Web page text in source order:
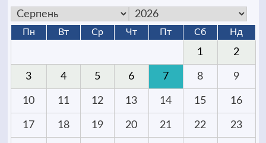
Пн Вт Ср Чт Пт Сб Нд
1 2
3 4 5 6 7 8 9
10 11 12 13 14 15 16
17 18 19 20 21 22 23